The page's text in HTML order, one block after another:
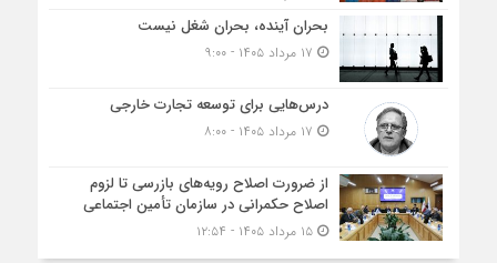
بحران آینده، بحران شغل نیست
درس‌هایی برای توسعه تجارت خارجی
از ضرورت اصلاح رویه‌های بازرسی تا لزوم
اصلاح حکمرانی در سازمان تأمین اجتماعی
۱۵ مرداد ۱۴۰۵ - ۱۲:۵۴